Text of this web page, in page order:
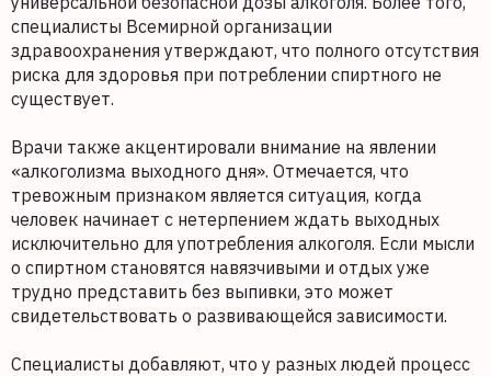
специалисты Всемирной организации
здравоохранения утверждают, что полного отсутствия
риска для здоровья при потреблении спиртного не
существует.
Врачи также акцентировали внимание на явлении
«алкоголизма выходного дня». Отмечается, что
тревожным признаком является ситуация, когда
человек начинает с нетерпением ждать выходных
исключительно для употребления алкоголя. Если мысли
о спиртном становятся навязчивыми и отдых уже
трудно представить без выпивки, это может
свидетельствовать о развивающейся зависимости.
Специалисты добавляют, что у разных людей процесс